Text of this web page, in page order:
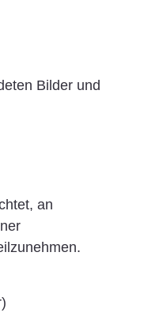
Bilder und
an